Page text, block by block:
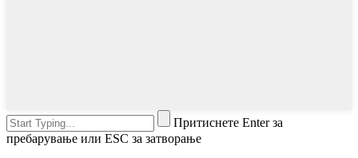
Притиснете Enter за
пребарување или ESC за затворање